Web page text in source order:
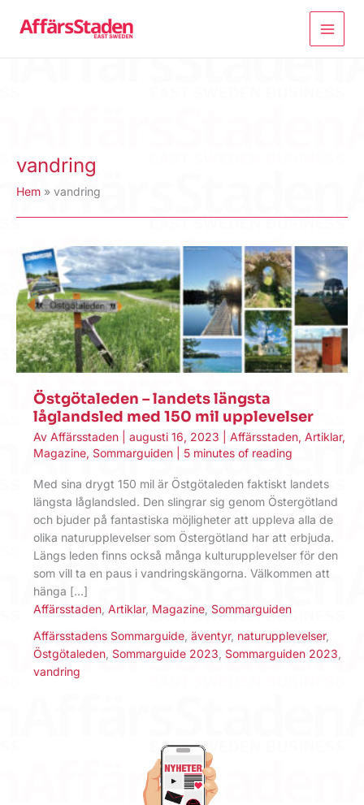
vandring
Hem vandring
Östgötaleden – landets längsta
låglandsled med 150 mil upplevelser
Av Affärsstaden augusti 16, 2023 Affärsstaden, Artiklar,
Magazine, Sommarguiden 5 minutes of reading
Med sina drygt 150 mil är Östgötaleden faktiskt landets
längsta låglandsled. Den slingrar sig genom Östergötland
och bjuder på fantastiska möjligheter att uppleva alla de
olika naturupplevelser som Östergötland har att erbjuda.
Längs leden finns också många kulturupplevelser för den
som vill ta en paus i vandringskängorna. Välkommen att
hänga […]
Affärsstaden Artiklar, Magazine Sommarguiden
Affärsstadens Sommarguide äventyr, naturupplevelser,
Östgötaleden Sommarguide 2023 Sommarguiden 2023
vandring